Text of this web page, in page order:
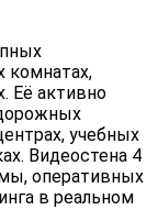
комнатах,
Её активно
учебных
Видеостена 4
оперативных
в реальном